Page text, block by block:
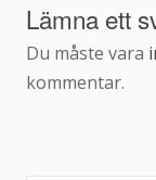
Lämna ett
Du måste vara
kommentar.